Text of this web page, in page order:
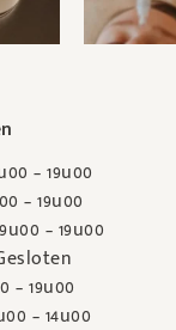
– 19u00
– 19u00
– 19u00
– 19u00
– 14u00